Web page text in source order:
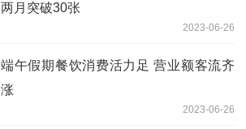
两月突破30张
2023-06-26
端午假期餐饮消费活力足 营业额客流齐
涨
2023-06-26